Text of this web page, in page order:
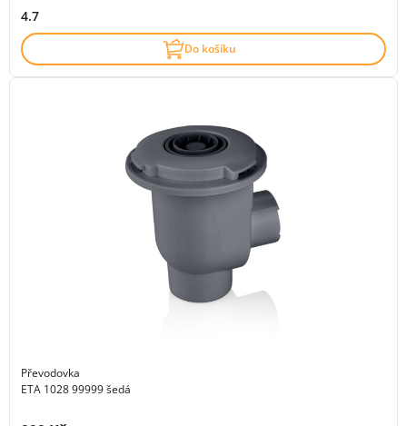
4.7
Do košíku
Převodovka
ETA 1028 99999 šedá